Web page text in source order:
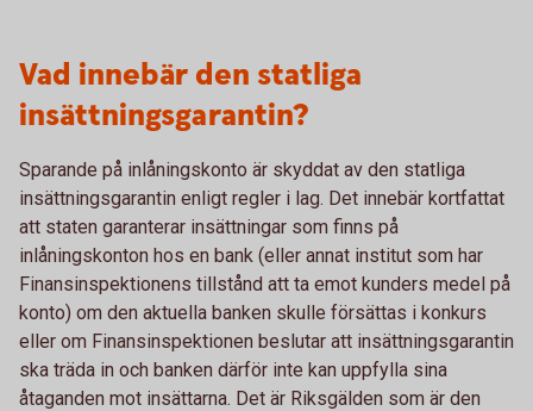
Vad innebär den statliga
insättningsgarantin?
Sparande på inlåningskonto är skyddat av den statliga
insättningsgarantin enligt regler i lag. Det innebär kortfattat
att staten garanterar insättningar som finns på
inlåningskonton hos en bank (eller annat institut som har
Finansinspektionens tillstånd att ta emot kunders medel på
konto) om den aktuella banken skulle försättas i konkurs
eller om Finansinspektionen beslutar att insättningsgarantin
ska träda in och banken därför inte kan uppfylla sina
åtaganden mot insättarna. Det är Riksgälden som är den